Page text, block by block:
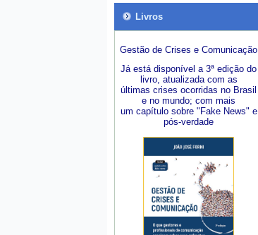
Livros
Gestão de Crises e Comunicação
Já está disponível a 3ª edição do
livro, atualizada com as
últimas crises ocorridas no Brasil
e no mundo; com mais
um capítulo sobre "Fake News" e
pós-verdade